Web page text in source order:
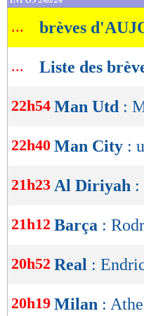
lecture
OK
... brèves
... Liste des
22h54 Man Utd :
22h40 Man City :
21h23 Al Diriyah :
21h12 Barça :
20h52 Real :
20h19 Milan :